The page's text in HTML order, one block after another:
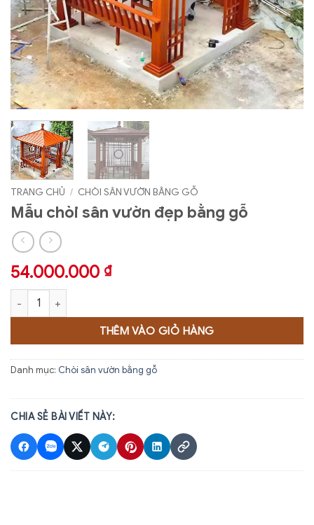
TRANG CHỦ / CHÒI SÂN VƯỜN BẰNG GỖ
Mẫu chòi sân vườn đẹp bằng gỗ
54.000.000 ₫
Mẫu chòi sân vườn đẹp bằng gỗ số lượng
THÊM VÀO GIỎ HÀNG
Danh mục: Chòi sân vườn bằng gỗ
CHIA SẺ BÀI VIẾT NÀY: